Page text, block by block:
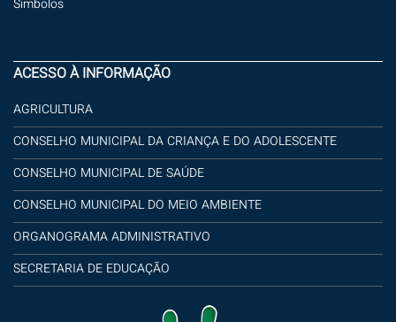
Simbolos
ACESSO À INFORMAÇÃO
AGRICULTURA
CONSELHO MUNICIPAL DA CRIANÇA E DO ADOLESCENTE
CONSELHO MUNICIPAL DE SAÚDE
CONSELHO MUNICIPAL DO MEIO AMBIENTE
ORGANOGRAMA ADMINISTRATIVO
SECRETARIA DE EDUCAÇÃO